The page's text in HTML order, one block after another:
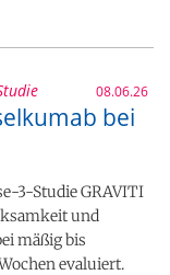
08.06.26
bei
3-Studie GRAVITI
und
mäßig bis
evaluiert.